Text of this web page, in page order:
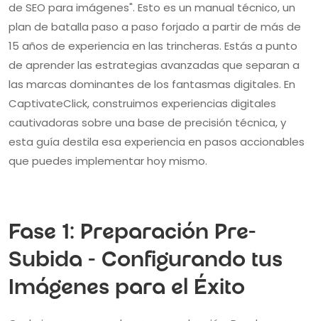
de SEO para imágenes". Esto es un manual técnico, un
plan de batalla paso a paso forjado a partir de más de
15 años de experiencia en las trincheras. Estás a punto
de aprender las estrategias avanzadas que separan a
las marcas dominantes de los fantasmas digitales. En
CaptivateClick, construimos experiencias digitales
cautivadoras sobre una base de precisión técnica, y
esta guía destila esa experiencia en pasos accionables
que puedes implementar hoy mismo.
Fase 1: Preparación Pre-
Subida - Configurando tus
Imágenes para el Éxito